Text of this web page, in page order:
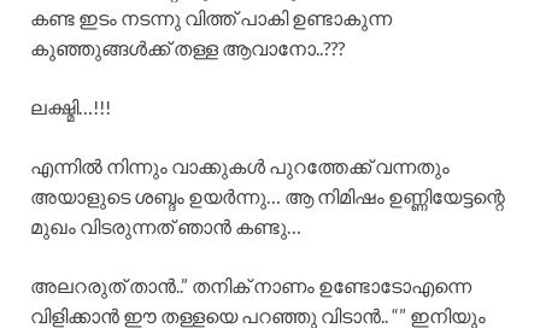
കണ്ട ഇടം നടന്നു വിത്ത് പാകി ഉണ്ടാകുന്ന
കുഞ്ഞുങ്ങൾക്ക്‌ തള്ള ആവാനോ..???
ലക്ഷ്മി…!!!
എന്നിൽ നിന്നും വാക്കുകൾ പുറത്തേക്ക് വന്നതും
അയാളുടെ ശബ്ദം ഉയർന്നു… ആ നിമിഷം ഉണ്ണിയേട്ടന്റെ
മുഖം വിടരുന്നത് ഞാൻ കണ്ടു…
അലറരുത് താൻ..” തനിക് നാണം ഉണ്ടോടോഎന്നെ
വിളിക്കാൻ ഈ തള്ളയെ പറഞ്ഞു വിടാൻ.. “” ഇനിയും